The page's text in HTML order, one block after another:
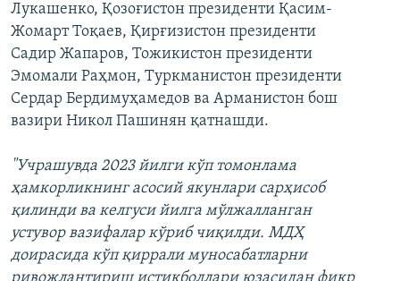
Лукашенко, Қозоғистон президенти Қасим-
Жомарт Тоқаев, Қирғизистон президенти
Садир Жапаров, Тожикистон президенти
Эмомали Раҳмон, Туркманистон президенти
Сердар Бердимуҳамедов ва Арманистон бош
вазири Никол Пашинян қатнашди.
"Учрашувда 2023 йилги кўп томонлама
ҳамкорликнинг асосий якунлари сарҳисоб
қилинди ва келгуси йилга мўлжалланган
устувор вазифалар кўриб чиқилди. МДҲ
доирасида кўп қиррали муносабатларни